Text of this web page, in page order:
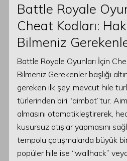
Battle Royale
Cheat Kodları:
Bilmeniz
Battle Royale Oyunları İçin
Bilmeniz Gerekenler başlığı
gereken ilk şey, mevcut hile
türlerinden biri “aimbot”tur.
almasını otomatikleştirerek,
kusursuz atışlar yapmasını
tempolu çatışmalarda büyük
popüler hile ise “wallhack”